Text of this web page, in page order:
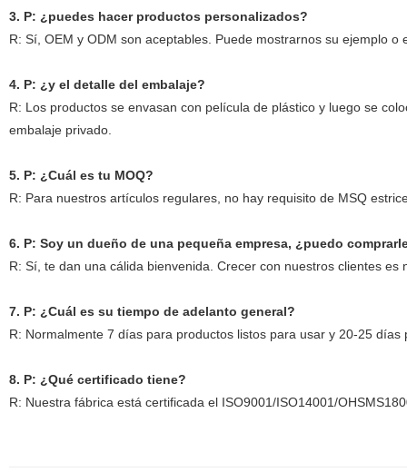
3. P: ¿puedes hacer productos personalizados?
R: Sí, OEM y ODM son aceptables. Puede mostrarnos su ejemplo
4. P: ¿y el detalle del embalaje?
R: Los productos se envasan con película de plástico y luego se
embalaje privado.
5. P: ¿Cuál es tu MOQ?
R: Para nuestros artículos regulares, no hay requisito de MSQ
6. P: Soy un dueño de una pequeña empresa, ¿puedo
R: Sí, te dan una cálida bienvenida. Crecer con nuestros clientes
7. P: ¿Cuál es su tiempo de adelanto general?
R: Normalmente 7 días para productos listos para usar y 20-25 días
8. P: ¿Qué certificado tiene?
R: Nuestra fábrica está certificada el ISO9001/ISO14001/